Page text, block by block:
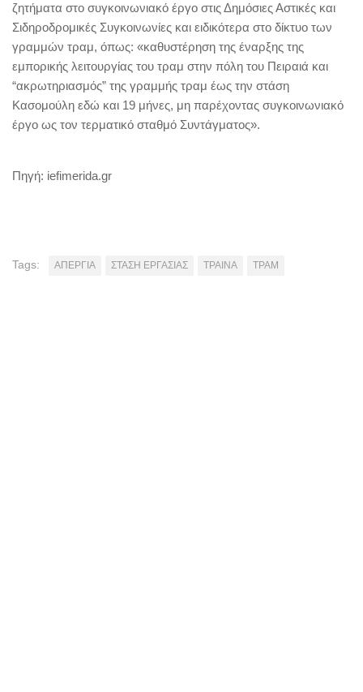
ζητήματα στο συγκοινωνιακό έργο στις Δημόσιες Αστικές και
Σιδηροδρομικές Συγκοινωνίες και ειδικότερα στο δίκτυο των
γραμμών τραμ, όπως: «καθυστέρηση της έναρξης της
εμπορικής λειτουργίας του τραμ στην πόλη του Πειραιά και
“ακρωτηριασμός” της γραμμής τραμ έως την στάση
Κασομούλη εδώ και 19 μήνες, μη παρέχοντας συγκοινωνιακό
έργο ως τον τερματικό σταθμό Συντάγματος».
Πηγή: iefimerida.gr
Tags: ΑΠΕΡΓΙΑ ΣΤΑΣΗ ΕΡΓΑΣΙΑΣ ΤΡΑΙΝΑ ΤΡΑΜ